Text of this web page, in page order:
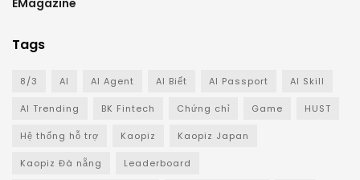
Tags
8/3 AI AI Agent AI Biết AI Passport AI Skill
AI Trending BK Fintech Chứng chỉ Game HUST
Hệ thống hỗ trợ Kaopiz Kaopiz Japan
Kaopiz Đà nẵng Leaderboard